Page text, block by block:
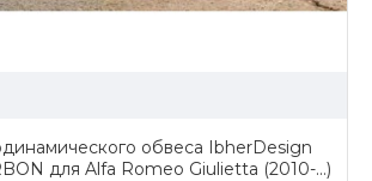
обвеса IbherDesign
для Alfa Romeo Giulietta (2010-...)